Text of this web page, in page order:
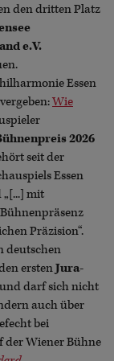
den dritten Platz
e.V.
Essen
Wie
2026
seit der
Essen
mit
Präzision“.
deutschen
erstenJura-
und darf sich nicht
auch über
bei
der Wiener Bühne